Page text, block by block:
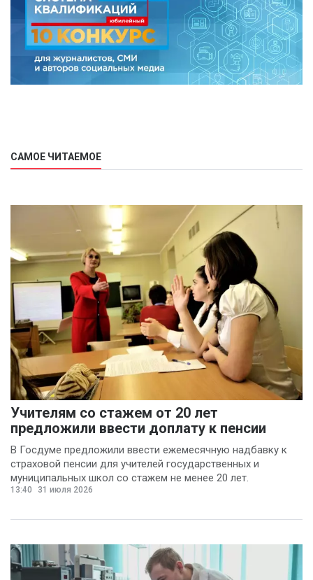
САМОЕ ЧИТАЕМОЕ
Учителям со стажем от 20 лет
предложили ввести доплату к пенсии
В Госдуме предложили ввести ежемесячную надбавку к
страховой пенсии для учителей государственных и
муниципальных школ со стажем не менее 20 лет.
13:40 31 июля 2026